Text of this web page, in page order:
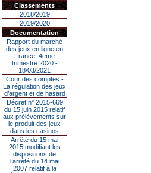
Classements
2018/2019
2019/2020
Documentation
Rapport du marché
des jeux en ligne en
France, 4eme
trimestre 2020 -
18/03/2021
Cour des comptes -
La régulation des jeux
d’argent et de hasard
Décret n° 2015-669
du 15 juin 2015 relatif
aux prélèvements sur
le produit des jeux
dans les casinos
Arrêté du 15 mai
2015 modifiant les
dispositions de
l’arrêté du 14 mai
2007 relatif à la